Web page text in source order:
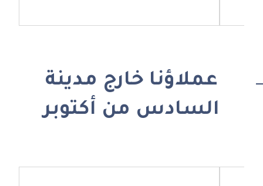
عملاؤنا خارج مدينة
السادس من أكتوبر